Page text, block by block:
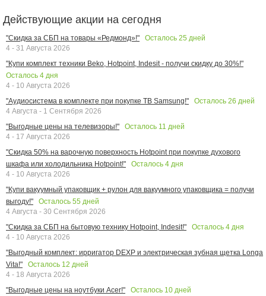
Действующие акции на сегодня
"Скидка за СБП на товары «Редмонд»!" Осталось 25 дней
4 - 31 Августа 2026
"Купи комплект техники Beko, Hotpoint, Indesit - получи скидку до 30%!"
Осталось 4 дня
4 - 10 Августа 2026
"Аудиосистема в комплекте при покупке ТВ Samsung!"
Осталось 26 дней
4 Августа - 1 Сентября 2026
"Выгодные цены на телевизоры!"
Осталось 11 дней
4 - 17 Августа 2026
"Скидка 50% на варочную поверхность Hotpoint при покупке духового
шкафа или холодильника Hotpoint!"
Осталось 4 дня
4 - 10 Августа 2026
"Купи вакуумный упаковщик + рулон для вакуумного упаковщика = получи
выгоду!"
Осталось 55 дней
4 Августа - 30 Сентября 2026
"Скидка за СБП на бытовую технику Hotpoint, Indesit!"
Осталось 4 дня
4 - 10 Августа 2026
"Выгодный комплект: ирригатор DEXP и электрическая зубная щетка Longa
Vita!"
Осталось 12 дней
4 - 18 Августа 2026
"Выгодные цены на ноутбуки Acer!"
Осталось 10 дней